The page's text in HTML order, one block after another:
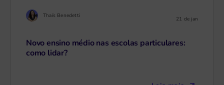
Thaís Benedetti 21 de jan
Novo ensino médio nas escolas particulares:
como lidar?